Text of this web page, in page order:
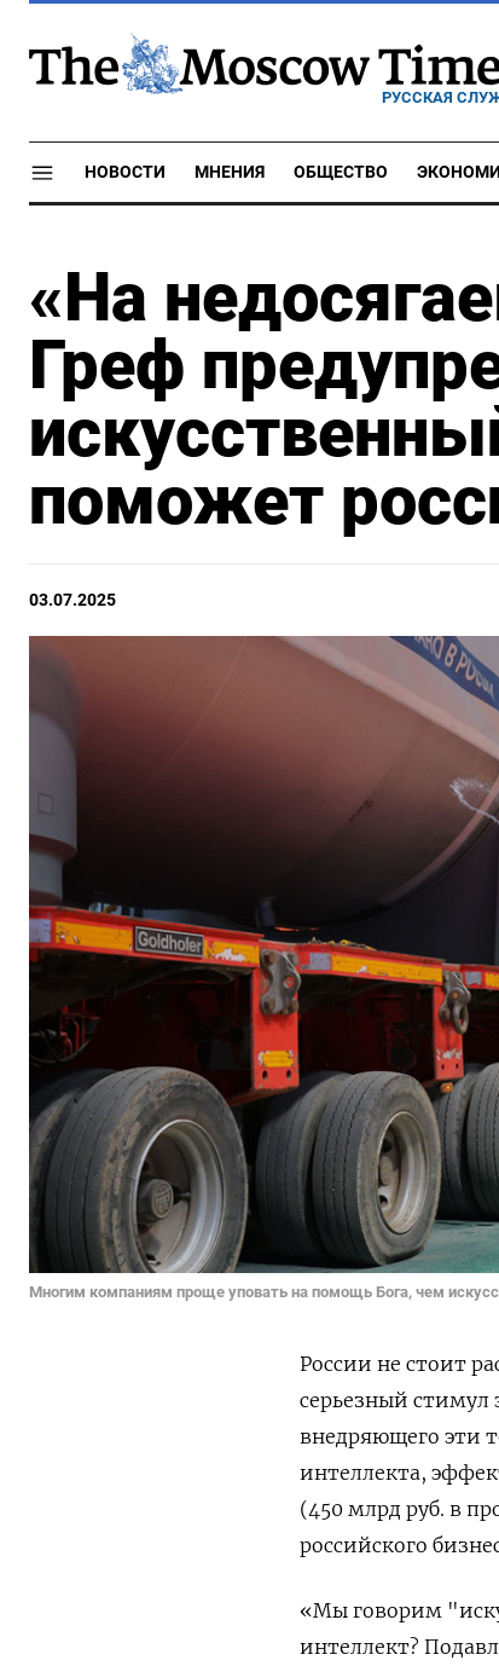
РУССКАЯ
НОВОСТИ МНЕНИЯ ОБЩЕСТВО
«На
Греф
поможет
03.07.2025
Многим компаниям проще уповать на помощь Бога, чем
России не стоит
серьезный стимул
внедряющего эти
интеллекта,
(450 млрд руб. в
российского
«Мы говорим
интеллект?